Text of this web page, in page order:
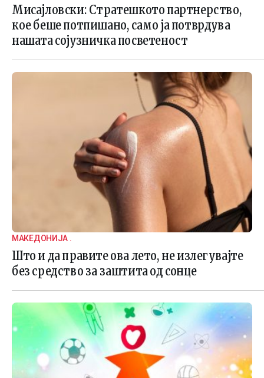
Мисајловски: Стратешкото партнерство,
кое беше потпишано, само ја потврдува
нашата сојузничка посветеност
МАКЕДОНИЈА .
Што и да правите ова лето, не излегувајте
без средство за заштита од сонце